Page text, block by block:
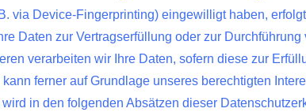
via Device-Fingerprinting) eingewilligt haben,
Daten zur Vertragserfüllung oder zur
verarbeiten wir Ihre Daten, sofern diese zur
ferner auf Grundlage unseres berechtigten
in den folgenden Absätzen dieser